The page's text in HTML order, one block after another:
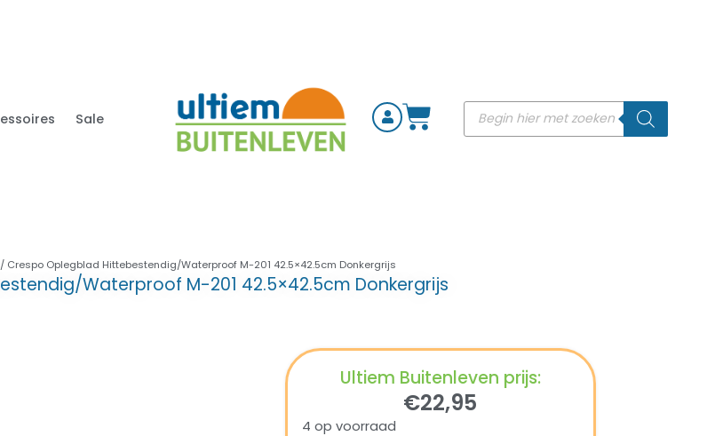
Sale
/ Crespo Oplegblad Hittebestendig/Waterproof M-201 42.5×42.5cm Donkergrijs
Waterproof M-201 42.5×42.5cm Donkergrijs
Ultiem Buitenleven prijs:
€22,95
4 op voorraad